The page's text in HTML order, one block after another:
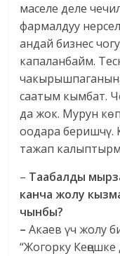
маселе деле
фармалдуу
андай бизнес
капаланбайм.
саатым кымбат.
да жок. Мурун
оодара беришчү.
тажап
– Таабалды
канча жолу
чынбы?
–Акаев үч жолу
“Жогорку